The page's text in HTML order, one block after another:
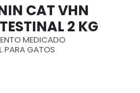
CAT VHN
2 KG
MEDICADO
PARA GATOS